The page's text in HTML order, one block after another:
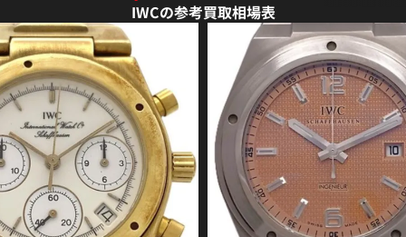
IWCの参考買取相場表